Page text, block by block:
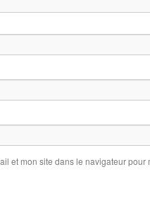
et mon site dans le navigateur